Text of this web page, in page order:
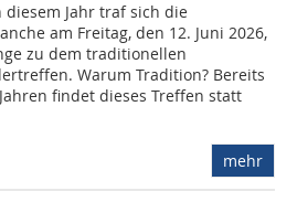
diesem Jahr traf sich die
am Freitag, den 12. Juni 2026,
zu dem traditionellen
Warum Tradition? Bereits
findet dieses Treffen statt
mehr